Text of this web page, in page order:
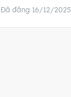
Đã đăng 16/12/2025